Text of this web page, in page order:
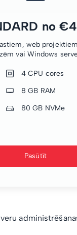
no
web
vai Windows
4 CPU cores
8 GB RAM
80 GB NVMe
Pasūtīt